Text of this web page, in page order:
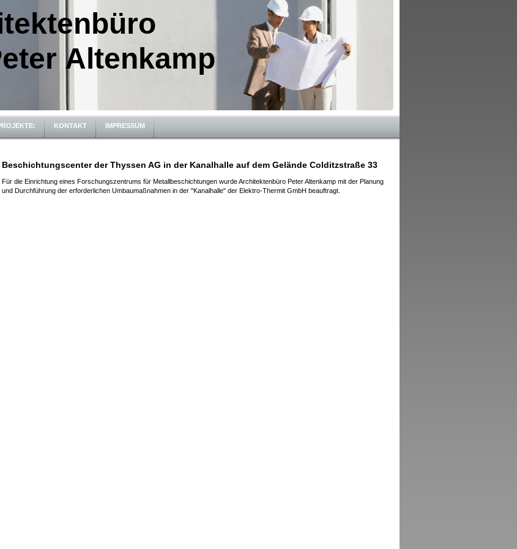
Altenkamp
KONTAKT IMPRESSUM
Beschichtungscenter der Thyssen AG in der Kanalhalle auf dem Gelände Colditzstraße 33
Für die Einrichtung eines Forschungszentrums für Metallbeschichtungen wurde Architektenbüro Peter Altenkamp mit der Planung
und Durchführung der erforderlichen Umbaumaßnahmen in der "Kanalhalle" der Elektro-Thermit GmbH beauftragt.